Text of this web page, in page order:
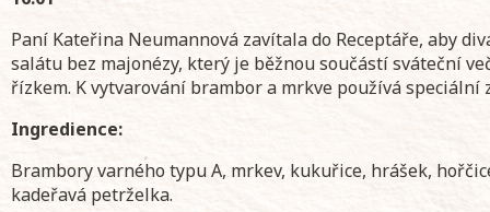
Paní Kateřina Neumannová zavítala do Receptáře, aby
salátu bez majonézy, který je běžnou součástí sváteční
řízkem. K vytvarování brambor a mrkve používá speciální
Ingredience:
Brambory varného typu A, mrkev, kukuřice, hrášek,
kadeřavá petrželka.